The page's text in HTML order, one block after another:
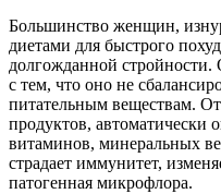
Большинство женщин,
диетами для быстрого
долгожданной стройности.
с тем, что оно не
питательным веществам.
продуктов, автоматически
витаминов, минеральных
страдает иммунитет,
патогенная микрофлора.